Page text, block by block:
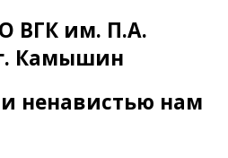
ВГК им. П.А.
Камышин
ненавистью нам